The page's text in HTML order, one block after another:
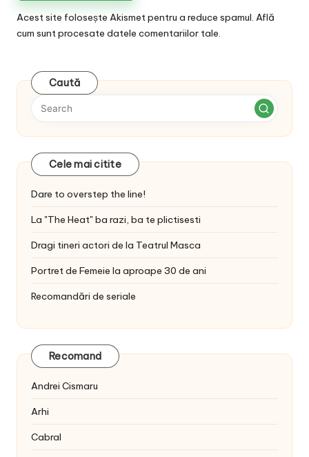
Acest site folosește Akismet pentru a reduce spamul. Află
cum sunt procesate datele comentariilor tale.
Caută
Cele mai citite
Dare to overstep the line!
La "The Heat" ba razi, ba te plictisesti
Dragi tineri actori de la Teatrul Masca
Portret de Femeie la aproape 30 de ani
Recomandări de seriale
Recomand
Andrei Cismaru
Arhi
Cabral